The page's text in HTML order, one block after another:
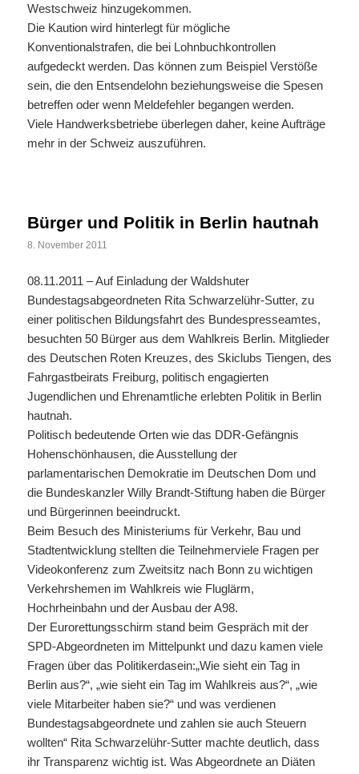
Westschweiz hinzugekommen.
Die Kaution wird hinterlegt für mögliche
Konventionalstrafen, die bei Lohnbuchkontrollen
aufgedeckt werden. Das können zum Beispiel Verstöße
sein, die den Entsendelohn beziehungsweise die Spesen
betreffen oder wenn Meldefehler begangen werden.
Viele Handwerksbetriebe überlegen daher, keine Aufträge
mehr in der Schweiz auszuführen.
Bürger und Politik in Berlin hautnah
8. November 2011
08.11.2011 – Auf Einladung der Waldshuter
Bundestagsabgeordneten Rita Schwarzelühr-Sutter, zu
einer politischen Bildungsfahrt des Bundespresseamtes,
besuchten 50 Bürger aus dem Wahlkreis Berlin. Mitglieder
des Deutschen Roten Kreuzes, des Skiclubs Tiengen, des
Fahrgastbeirats Freiburg, politisch engagierten
Jugendlichen und Ehrenamtliche erlebten Politik in Berlin
hautnah.
Politisch bedeutende Orten wie das DDR-Gefängnis
Hohenschönhausen, die Ausstellung der
parlamentarischen Demokratie im Deutschen Dom und
die Bundeskanzler Willy Brandt-Stiftung haben die Bürger
und Bürgerinnen beeindruckt.
Beim Besuch des Ministeriums für Verkehr, Bau und
Stadtentwicklung stellten die Teilnehmerviele Fragen per
Videokonferenz zum Zweitsitz nach Bonn zu wichtigen
Verkehrshemen im Wahlkreis wie Fluglärm,
Hochrheinbahn und der Ausbau der A98.
Der Eurorettungsschirm stand beim Gespräch mit der
SPD-Abgeordneten im Mittelpunkt und dazu kamen viele
Fragen über das Politikerdasein:„Wie sieht ein Tag in
Berlin aus?“, „wie sieht ein Tag im Wahlkreis aus?“, „wie
viele Mitarbeiter haben sie?“ und was verdienen
Bundestagsabgeordnete und zahlen sie auch Steuern
wollten“ Rita Schwarzelühr-Sutter machte deutlich, dass
ihr Transparenz wichtig ist. Was Abgeordnete an Diäten